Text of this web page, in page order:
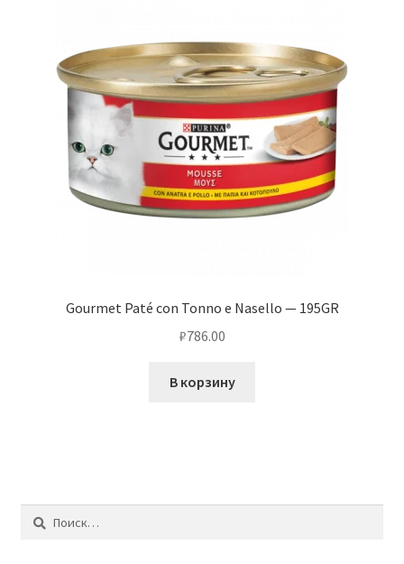
Gourmet Paté con Tonno e Nasello — 195GR
₽786.00
В корзину
Найти: